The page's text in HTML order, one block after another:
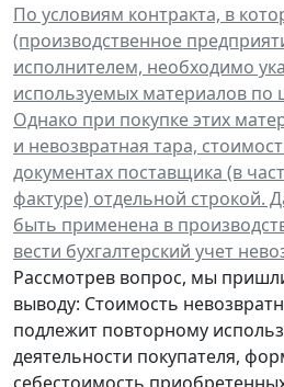
По условиям контракта, в
(производственное
исполнителем, необходимо
используемых материалов по
Однако при покупке этих
и невозвратная тара,
документах поставщика (в
фактуре) отдельной строкой.
быть применена в
вести бухгалтерский учет
Рассмотрев вопрос, мы
выводу: Стоимость
подлежит повторному
деятельности покупателя,